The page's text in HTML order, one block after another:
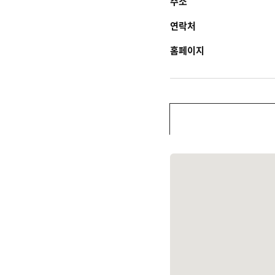
연락처
홈페이지